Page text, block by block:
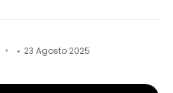
23 Agosto 2025